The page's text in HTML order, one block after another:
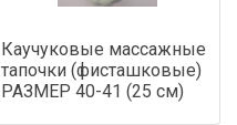
Каучуковые массажные
тапочки (фисташковые)
РАЗМЕР 40-41 (25 см)